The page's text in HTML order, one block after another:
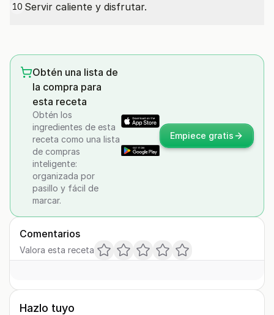
10 Servir caliente y disfrutar.
Obtén una lista de
la compra para
esta receta
Obtén los
ingredientes de esta
receta como una lista
de compras
inteligente:
organizada por
pasillo y fácil de
marcar.
Empiece gratis
Comentarios
Valora esta receta
Hazlo tuyo